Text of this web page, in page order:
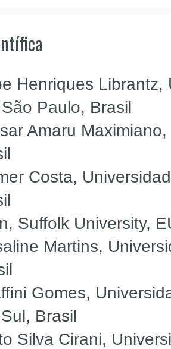
Henriques
Paulo, Brasil
Amaru
Costa,
Suffolk University,
Martins,
Gomes,
Brasil
Silva Cirani,